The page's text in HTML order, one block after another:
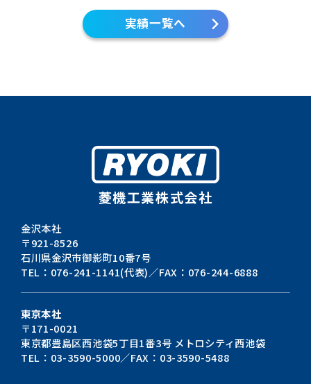
実績一覧へ
菱機工業株式会社
金沢本社
〒921-8526
石川県金沢市御影町10番7号
TEL：076-241-1141(代表)／FAX：076-244-6888
東京本社
〒171-0021
東京都豊島区西池袋5丁目1番3号 メトロシティ西池袋
TEL：03-3590-5000／FAX：03-3590-5488